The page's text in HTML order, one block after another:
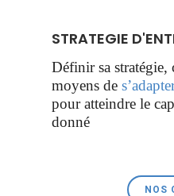
STRATEGIE
Définir sa stratégie,
moyens de
pour atteindre le
donné
NOS